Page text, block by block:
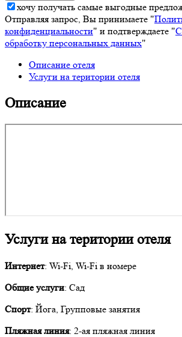
хочу получать самые выгодные
Отправляя запрос, Вы принимаете "
конфиденциальности" и подтверждаете "
обработку персональных данных"
Описание отеля
Услуги на територии отеля
Описание
Услуги на територии отеля
Интернет: Wi-Fi, Wi-Fi в номере
Общие услуги: Сад
Спорт: Йога, Групповые занятия
Пляжная линия: 2-ая пляжная линия